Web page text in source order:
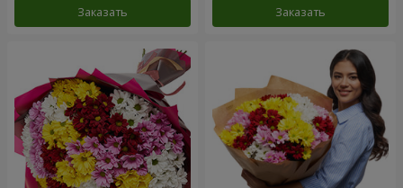
Заказать Заказать